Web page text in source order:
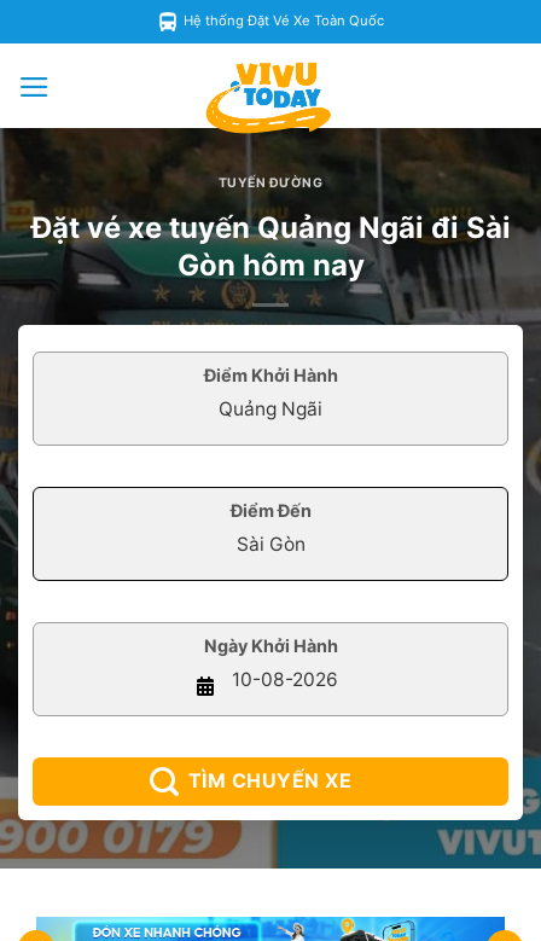
Hệ thống Đặt Vé Xe Toàn Quốc
TUYẾN ĐƯỜNG
Đặt vé xe tuyến Quảng Ngãi đi Sài
Gòn hôm nay
Điểm Khởi Hành
Điểm Đến
Ngày Khởi Hành
TÌM CHUYẾN XE